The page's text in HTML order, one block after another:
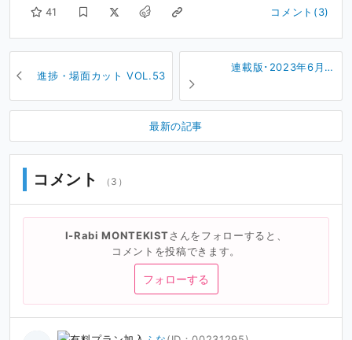
41 コメント(3)
進捗・場面カット VOL.53
連載版･2023年6月号
最新の記事
コメント （3）
I-Rabi MONTEKISTさんをフォローすると、
コメントを投稿できます。
フォローする